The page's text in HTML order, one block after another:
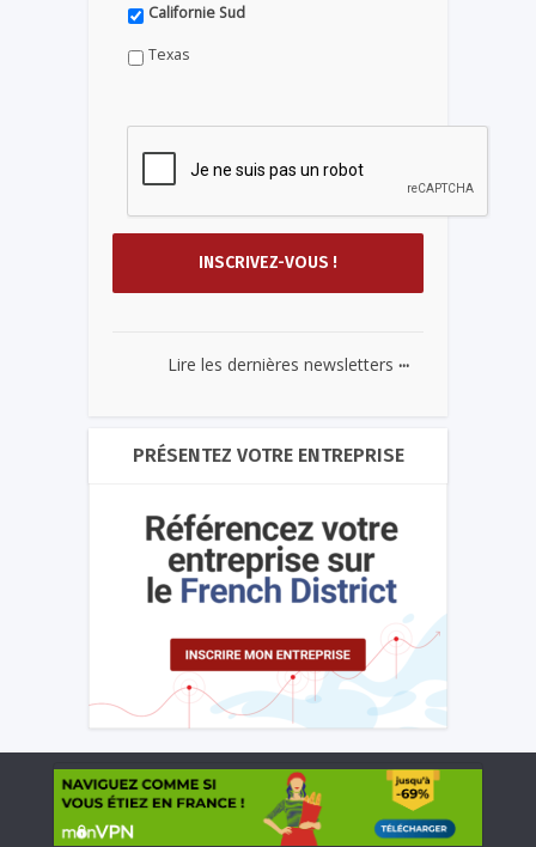
Californie Sud
Texas
Lire les dernières newsletters ...
PRÉSENTEZ VOTRE ENTREPRISE